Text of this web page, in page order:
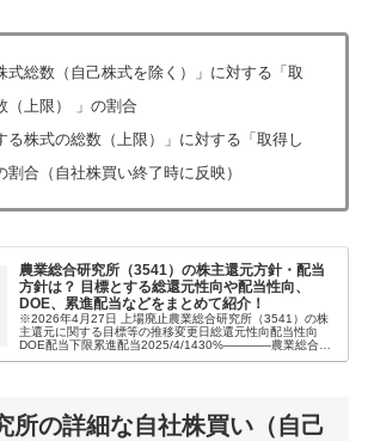
式総数（自己株式を除く）」に対する「取
（上限） 」の割合
る株式の総数（上限）」に対する「取得し
割合（自社株買い終了時に反映）
農業総合研究所（3541）の株主還元方針・配当
方針は？ 目標とする総還元性向や配当性向、
DOE、累進配当などをまとめて紹介！
※2026年4月27日 上場廃止農業総合研究所（3541）の株
主還元に関する目標等の推移変更日総還元性向配当性向
DOE配当下限累進配当2025/4/1430%――――農業総合研
所の詳細な自社株買い（自己